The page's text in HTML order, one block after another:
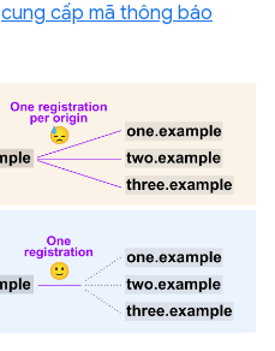
cung cấp mã thông báo